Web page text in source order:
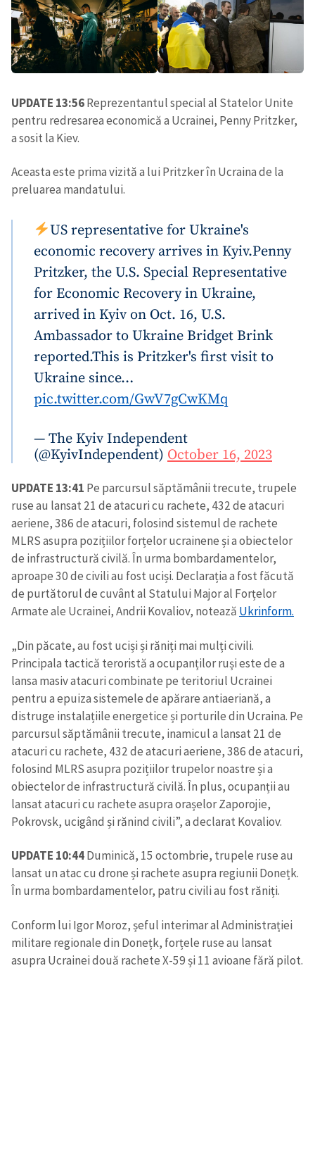
Trimite o informație
Despre ZdG
in English
на русском
UPDATE 13:56Reprezentantul special al Statelor Unite
pentru redresarea economică a Ucrainei, Penny Pritzker,
a sosit la Kiev.
Aceasta este prima vizită a lui Pritzker în Ucraina de la
preluarea mandatului.
US representative for Ukraine's
economic recovery arrives in Kyiv.Penny
Pritzker, the U.S. Special Representative
for Economic Recovery in Ukraine,
arrived in Kyiv on Oct. 16, U.S.
Ambassador to Ukraine Bridget Brink
reported.This is Pritzker's first visit to
Ukraine since…
pic.twitter.com/GwV7gCwKMq
— The Kyiv Independent
(@KyivIndependent) October 16, 2023
UPDATE 13:41 Pe parcursul săptămânii trecute, trupele
ruse au lansat 21 de atacuri cu rachete, 432 de atacuri
aeriene, 386 de atacuri, folosind sistemul de rachete
MLRS asupra pozițiilor forțelor ucrainene și a obiectelor
de infrastructură civilă. În urma bombardamentelor,
aproape 30 de civili au fost uciși. Declarația a fost făcută
de purtătorul de cuvânt al Statului Major al Forțelor
Armate ale Ucrainei, Andrii Kovaliov, notează Ukrinform.
„Din păcate, au fost uciși și răniți mai mulți civili.
Principala tactică teroristă a ocupanților ruși este de a
lansa masiv atacuri combinate pe teritoriul Ucrainei
pentru a epuiza sistemele de apărare antiaeriană, a
distruge instalațiile energetice și porturile din Ucraina. Pe
parcursul săptămânii trecute, inamicul a lansat 21 de
atacuri cu rachete, 432 de atacuri aeriene, 386 de atacuri,
folosind MLRS asupra pozițiilor trupelor noastre și a
obiectelor de infrastructură civilă. În plus, ocupanții au
lansat atacuri cu rachete asupra orașelor Zaporojie,
Pokrovsk, ucigând și rănind civili”, a declarat Kovaliov.
UPDATE 10:44Duminică, 15 octombrie, trupele ruse au
lansat un atac cu drone și rachete asupra regiunii Donețk.
În urma bombardamentelor, patru civili au fost răniți.
Conform lui Igor Moroz, șeful interimar al Administrației
militare regionale din Donețk, forțele ruse au lansat
asupra Ucrainei două rachete X-59 și 11 avioane fără pilot.